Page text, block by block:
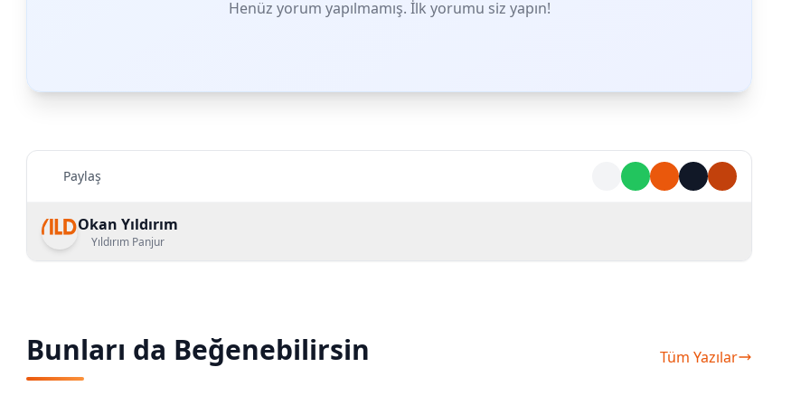
Henüz yorum yapılmamış. İlk yorumu siz yapın!
Paylaş
Okan Yıldırım
Yıldırım Panjur
Bunları da Beğenebilirsin Tüm Yazılar